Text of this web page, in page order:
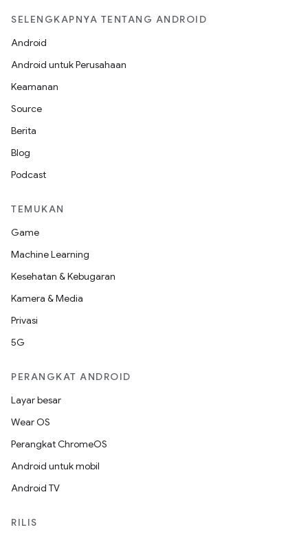
SELENGKAPNYA TENTANG ANDROID
Android
Android untuk Perusahaan
Keamanan
Source
Berita
Blog
Podcast
TEMUKAN
Game
Machine Learning
Kesehatan & Kebugaran
Kamera & Media
Privasi
5G
PERANGKAT ANDROID
Layar besar
Wear OS
Perangkat ChromeOS
Android untuk mobil
Android TV
RILIS